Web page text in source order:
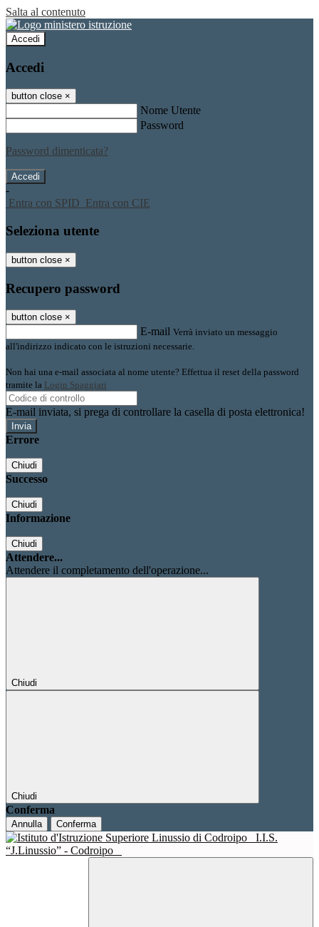
Salta al contenuto
Accedi
Accedi
button close ×
Nome Utente
Password
Password dimenticata?
-
Entra con SPID Entra con CIE
Seleziona utente
button close ×
Recupero password
button close ×
E-mail Verrà inviato un messaggio
all'indirizzo indicato con le istruzioni necessarie.
Non hai una e-mail associata al nome utente? Effettua il reset della password
tramite la Login Spaggiari
E-mail inviata, si prega di controllare la casella di posta elettronica!
Errore
Chiudi
Successo
Chiudi
Informazione
Chiudi
Attendere...
Attendere il completamento dell'operazione...
Chiudi
Chiudi
Conferma
Annulla Conferma
I.I.S.
“J.Linussio” - Codroipo